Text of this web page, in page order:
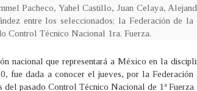
Pacheco, Yahel Castillo, Juan Celaya,
entre los seleccionados; la Federación de
Control Técnico Nacional 1ra. Fuerza.
nacional que representará a México en la
fue dada a conocer el jueves, por la
del pasado Control Técnico Nacional de 1ª